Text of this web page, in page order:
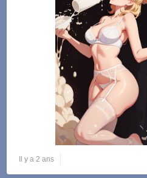
Il y a 2 ans